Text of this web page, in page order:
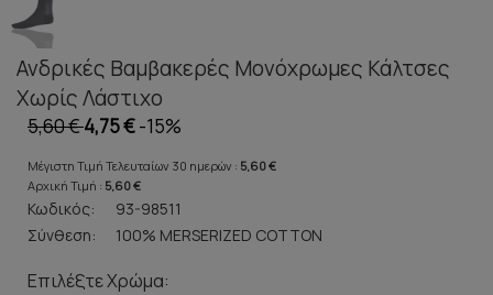
Ανδρικές Βαμβακερές Μονόχρωμες Κάλτσες
Χωρίς Λάστιχο
5,60 €4,75 €-15%
Μέγιστη Τιμή Τελευταίων 30 ημερών : 5,60 €
Αρχική Τιμή : 5,60 €
Κωδικός:
93-98511
Σύνθεση:
100% MERSERIZED COTTON
Επιλέξτε Χρώμα: